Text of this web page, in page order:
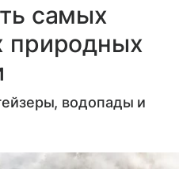
самых
природных
водопады и